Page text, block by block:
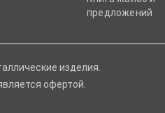
предложений
изделия.
офертой.